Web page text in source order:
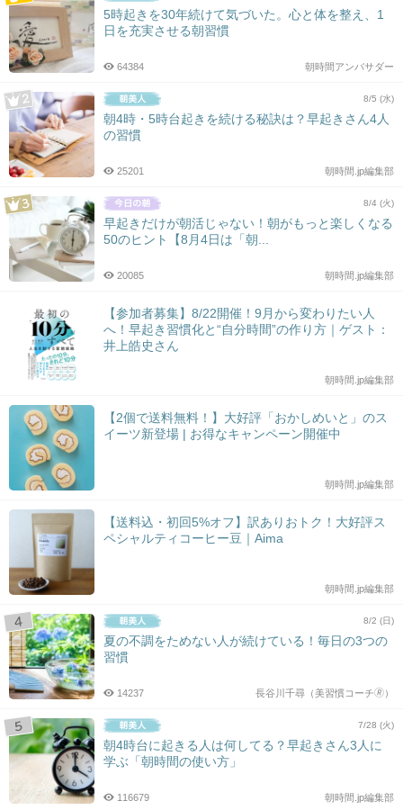
5時起きを30年続けて気づいた。心と体を整え、1
日を充実させる朝習慣
朝時間アンバサダー
64384
8/5 (水)
朝4時・5時台起きを続ける秘訣は？早起きさん4人
の習慣
朝時間.jp編集部
25201
8/4 (火)
早起きだけが朝活じゃない！朝がもっと楽しくなる
50のヒント【8月4日は「朝...
朝時間.jp編集部
20085
【参加者募集】8/22開催！9月から変わりたい人
へ！早起き習慣化と“自分時間”の作り方｜ゲスト：
井上皓史さん
朝時間.jp編集部
【2個で送料無料！】大好評「おかしめいと」のス
イーツ新登場 | お得なキャンペーン開催中
朝時間.jp編集部
【送料込・初回5%オフ】訳ありおトク！大好評ス
ペシャルティコーヒー豆｜Aima
朝時間.jp編集部
8/2 (日)
夏の不調をためない人が続けている！毎日の3つの
習慣
長谷川千尋（美習慣コーチ🄬）
14237
7/28 (火)
朝4時台に起きる人は何してる？早起きさん3人に
学ぶ「朝時間の使い方」
朝時間.jp編集部
116679